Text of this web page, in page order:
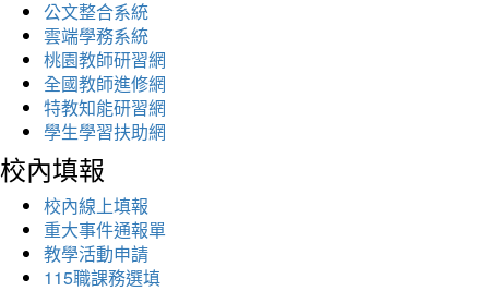
公文整合系統
雲端學務系統
桃園教師研習網
全國教師進修網
特教知能研習網
學生學習扶助網
校內填報
校內線上填報
重大事件通報單
教學活動申請
115職課務選填